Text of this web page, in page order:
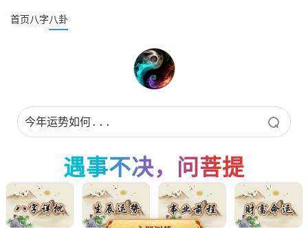
首页八字八卦
遇事不决，问菩提